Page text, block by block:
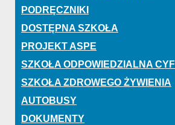
PODRĘCZNIKI
DOSTĘPNA SZKOŁA
PROJEKT ASPE
SZKOŁA ODPOWIEDZIALNA
SZKOŁA ZDROWEGO ŻYWIENIA
AUTOBUSY
DOKUMENTY